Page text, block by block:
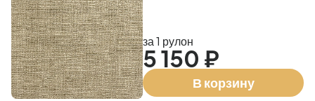
за 1 рулон
5 150 ₽
В корзину